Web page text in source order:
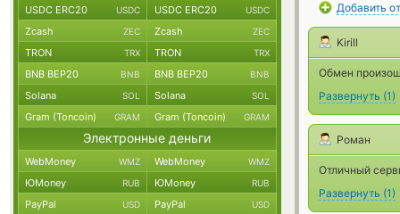
Добавить
Kirill
Обмен
Развернуть (1)
Роман
Отличный
Развернуть (1)
USDC ERC20 USDC USDC ERC20 USDC
Zcash ZEC Zcash ZEC
TRON TRX TRON TRX
BNB BEP20 BNB BNB BEP20 BNB
Solana SOL Solana SOL
Gram (Toncoin) GRAM Gram (Toncoin) GRAM
Электронные деньги
WebMoney WMZ WebMoney WMZ
ЮMoney RUB ЮMoney RUB
PayPal USD PayPal USD